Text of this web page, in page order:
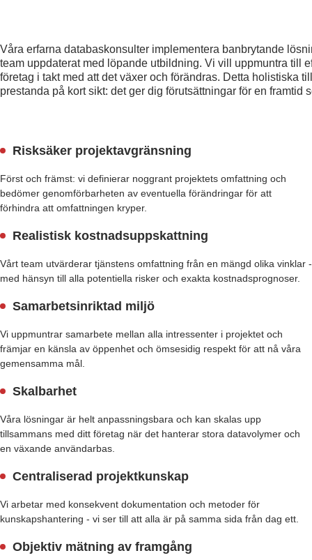
Våra erfarna databaskonsulter implementera banbrytande
team uppdaterat med löpande utbildning. Vi vill uppmuntra till
företag i takt med att det växer och förändras. Detta holistiska
prestanda på kort sikt: det ger dig förutsättningar för en framtid
Risksäker projektavgränsning
Först och främst: vi definierar noggrant projektets omfattning och
bedömer genomförbarheten av eventuella förändringar för att
förhindra att omfattningen kryper.
Realistisk kostnadsuppskattning
Vårt team utvärderar tjänstens omfattning från en mängd olika vinklar -
med hänsyn till alla potentiella risker och exakta kostnadsprognoser.
Samarbetsinriktad miljö
Vi uppmuntrar samarbete mellan alla intressenter i projektet och
främjar en känsla av öppenhet och ömsesidig respekt för att nå våra
gemensamma mål.
Skalbarhet
Våra lösningar är helt anpassningsbara och kan skalas upp
tillsammans med ditt företag när det hanterar stora datavolymer och
en växande användarbas.
Centraliserad projektkunskap
Vi arbetar med konsekvent dokumentation och metoder för
kunskapshantering - vi ser till att alla är på samma sida från dag ett.
Objektiv mätning av framgång